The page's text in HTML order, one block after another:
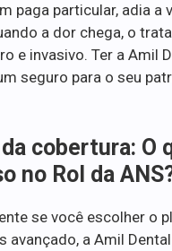
paga particular, adia a
a dor chega, o
e invasivo. Ter a Amil
seguro para o seu
cobertura: O
no Rol da
se você escolher o
avançado, a Amil